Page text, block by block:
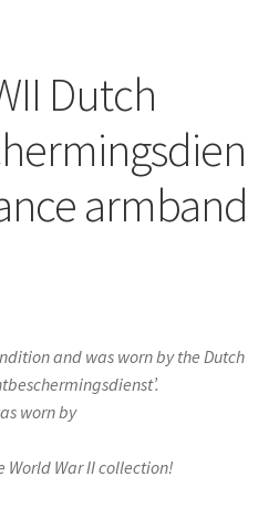
Dutch
armband
and was worn by the Dutch
worn by
World War II collection!